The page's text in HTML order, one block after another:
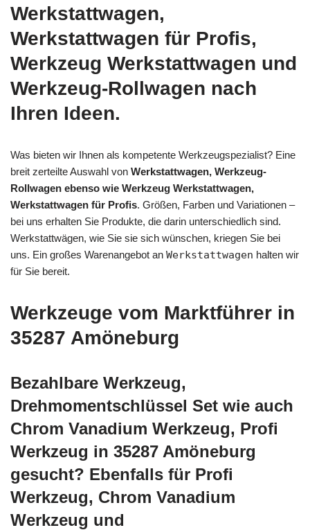
Werkstattwagen,
Werkstattwagen für Profis,
Werkzeug Werkstattwagen und
Werkzeug-Rollwagen nach
Ihren Ideen.
Was bieten wir Ihnen als kompetente Werkzeugspezialist? Eine
breit zerteilte Auswahl von Werkstattwagen, Werkzeug-
Rollwagen ebenso wie Werkzeug Werkstattwagen,
Werkstattwagen für Profis. Größen, Farben und Variationen –
bei uns erhalten Sie Produkte, die darin unterschiedlich sind.
Werkstattwägen, wie Sie sie sich wünschen, kriegen Sie bei
uns. Ein großes Warenangebot an Werkstattwagen halten wir
für Sie bereit.
Werkzeuge vom Marktführer in
35287 Amöneburg
Bezahlbare Werkzeug,
Drehmomentschlüssel Set wie auch
Chrom Vanadium Werkzeug, Profi
Werkzeug in 35287 Amöneburg
gesucht? Ebenfalls für Profi
Werkzeug, Chrom Vanadium
Werkzeug und